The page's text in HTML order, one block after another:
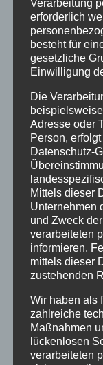
Wintersport
Bei uns…
Ausgezeichnet
Verarbeitung
erforderlich
besteht für
gesetzliche
Einwilligung
Die
Adresse oder
Person,
Datenschutz-
Mittels dieser
Unternehmen
und Zweck
verarbeiteten
informieren.
mittels dieser
zustehenden
Wir haben als
zahlreiche
Maßnahmen
lückenlosen
verarbeiteten